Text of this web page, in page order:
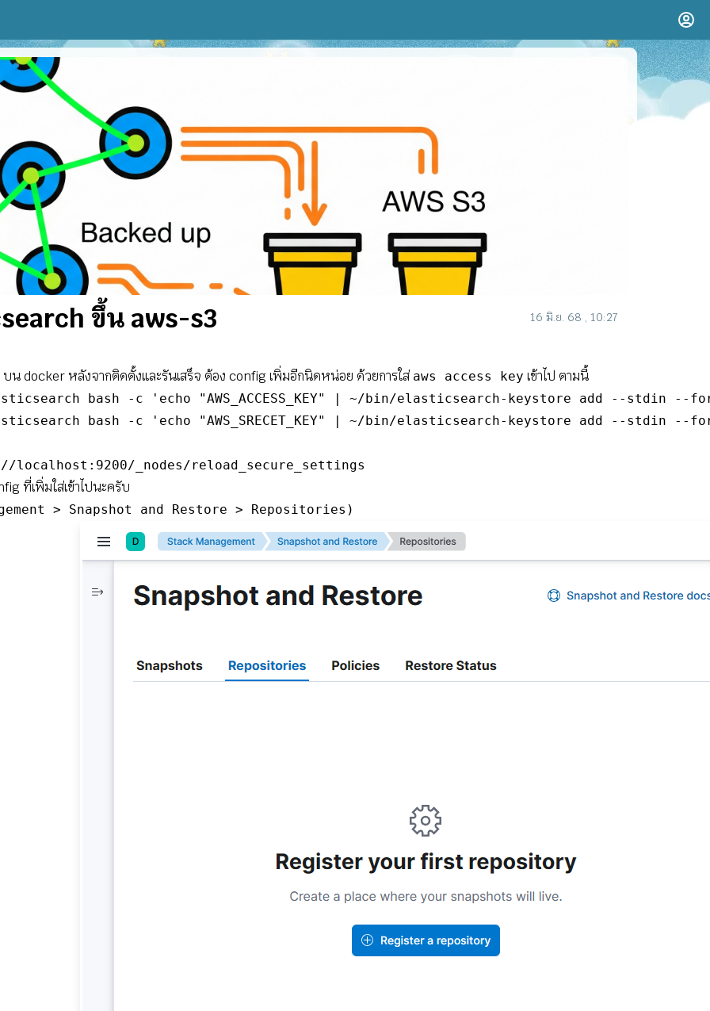
ขึ้น aws-s3 16 มิ.ย. 68 , 10:27
บน docker หลังจากติดตั้งและรันเสร็จ ต้อง config เพิ่มอีกนิดหน่อย ด้วยการใส่ aws access key เข้าไป ตามนี้
bash -c 'echo "AWS_ACCESS_KEY" | ~/bin/elasticsearch-keystore add --stdin
bash -c 'echo "AWS_SRECET_KEY" | ~/bin/elasticsearch-keystore add --stdin
localhost:9200/_nodes/reload_secure_settings
ที่เพิ่มใส่เข้าไปนะครับ
> Snapshot and Restore > Repositories)